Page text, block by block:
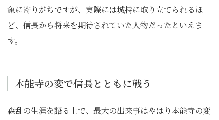
象に寄りがちですが、実際には城持に取り立てられるほ
ど、信長から将来を期待されていた人物だったといえま
す。
本能寺の変で信長とともに戦う
森乱の生涯を語る上で、最大の出来事はやはり本能寺の変